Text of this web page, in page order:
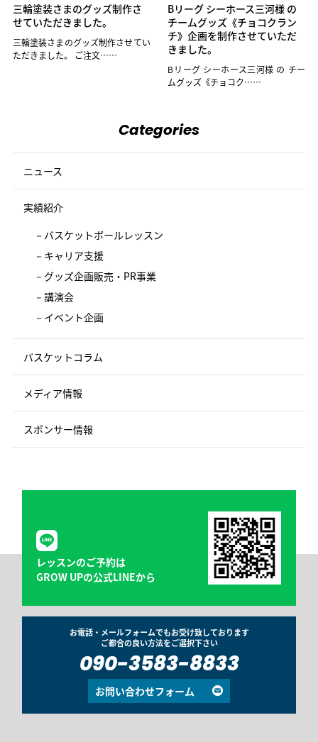
三輪塗装さまのグッズ制作さ
せていただきました。
三輪塗装さまのグッズ制作させてい
ただきました。 ご注文……
Bリーグ シーホース三河様 の
チームグッズ《チョコクラン
チ》企画を制作させていただ
きました。
Bリーグ シーホース三河様 の チー
ムグッズ《チョコク……
Categories
ニュース
実績紹介
バスケットボールレッスン
キャリア支援
グッズ企画販売・PR事業
講演会
イベント企画
バスケットコラム
メディア情報
スポンサー情報
レッスンのご予約は
GROW UPの公式LINEから
お電話・メールフォームでもお受け致しております
ご都合の良い方法をご選択下さい
090-3583-8833
お問い合わせフォーム